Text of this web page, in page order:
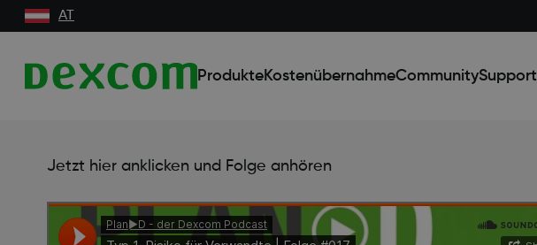
AT
ProdukteKostenübernahmeCommunitySupport
Jetzt hier anklicken und Folge anhören